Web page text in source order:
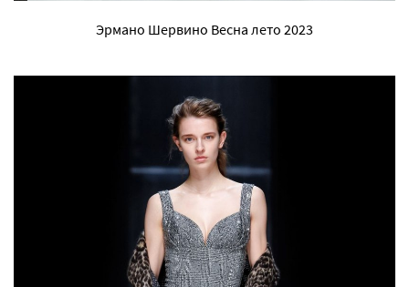
Эрмано Шервино Весна лето 2023